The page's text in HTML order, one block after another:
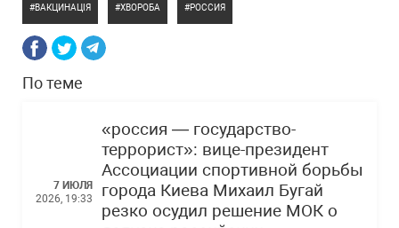
ВАКЦИНАЦІЯ ХВОРОБА РОССИЯ
По теме
7 ИЮЛЯ
2026, 19:33
«россия — государство-
террорист»: вице-президент
Ассоциации спортивной борьбы
города Киева Михаил Бугай
резко осудил решение МОК о